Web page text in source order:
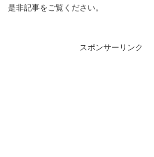
是非記事をご覧ください。
スポンサーリンク